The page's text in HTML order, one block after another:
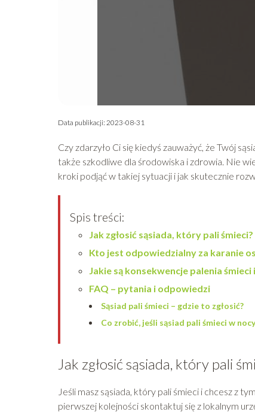
Data publikacji: 2023-08-31
Czy zdarzyło Ci się kiedyś zauważyć, że Twój
także szkodliwe dla środowiska i zdrowia. Nie
kroki podjąć w takiej sytuacji i jak skutecznie
Spis treści:
Jak zgłosić sąsiada, który pali śmieci?
Kto jest odpowiedzialny za karanie
Jakie są konsekwencje palenia
FAQ – pytania i odpowiedzi
Sąsiad pali śmieci – gdzie to zgłosić?
Co zrobić, jeśli sąsiad pali śmieci w
Jak zgłosić sąsiada, który pali
Jeśli masz sąsiada, który pali śmieci i chcesz z
pierwszej kolejności skontaktuj się z lokalnym